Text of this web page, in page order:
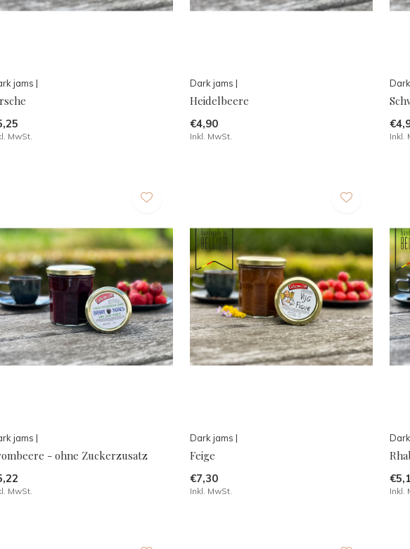
jams |
MwSt.
Dark jams |
Heidelbeere
€4,90
Inkl. MwSt. Inkl.
jams |
- ohne Zuckerzusatz
MwSt.
Dark jams |
Feige
€7,30
Inkl. MwSt. Inkl.